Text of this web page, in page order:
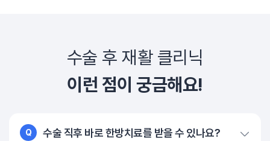
수술 후 재활 클리닉
이런 점이 궁금해요!
Q 수술 직후 바로 한방치료를 받을 수 있나요?